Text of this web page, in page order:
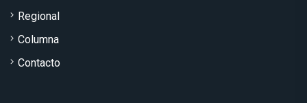
Regional
Columna
Contacto